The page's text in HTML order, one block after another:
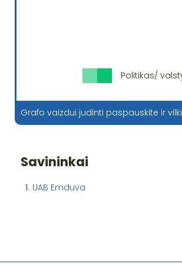
Politikas/
Grafo vaizdui judinti paspauskite ir
Savininkai
1. UAB Emduva